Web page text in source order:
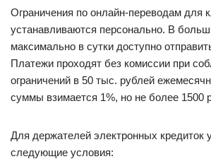
Ограничения по онлайн-переводам для
устанавливаются персонально. В
максимально в сутки доступно
Платежи проходят без комиссии при
ограничений в 50 тыс. рублей
суммы взимается 1%, но не более 1500
Для держателей электронных кредиток
следующие условия: